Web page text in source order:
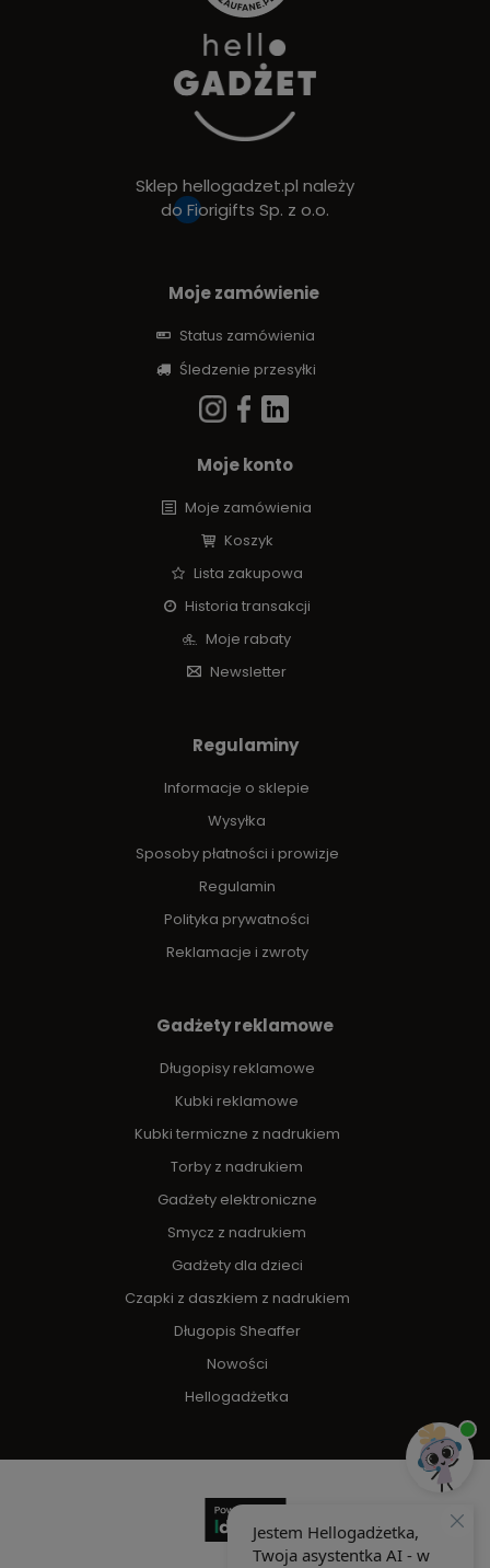
Sklep hellogadzet.pl należy
do Fiorigifts Sp. z o.o.
Moje zamówienie
Status zamówienia
Śledzenie przesyłki
Moje konto
Moje zamówienia
Koszyk
Lista zakupowa
Historia transakcji
Moje rabaty
Newsletter
Regulaminy
Informacje o sklepie
Wysyłka
Sposoby płatności i prowizje
Regulamin
Polityka prywatności
Reklamacje i zwroty
Gadżety reklamowe
Długopisy reklamowe
Kubki reklamowe
Kubki termiczne z nadrukiem
Torby z nadrukiem
Gadżety elektroniczne
Smycz z nadrukiem
Gadżety dla dzieci
Czapki z daszkiem z nadrukiem
Długopis Sheaffer
Nowości
Hellogadżetka